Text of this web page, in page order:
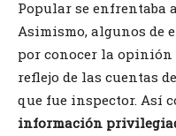
Popular se enfrentaba
Asimismo, algunos de
por conocer la opinión
reflejo de las cuentas
que fue inspector. Así
información